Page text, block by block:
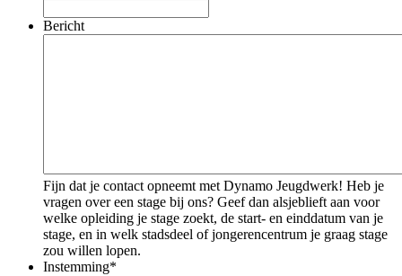
Bericht
Fijn dat je contact opneemt met Dynamo Jeugdwerk! Heb je
vragen over een stage bij ons? Geef dan alsjeblieft aan voor
welke opleiding je stage zoekt, de start- en einddatum van je
stage, en in welk stadsdeel of jongerencentrum je graag stage
zou willen lopen.
Instemming*